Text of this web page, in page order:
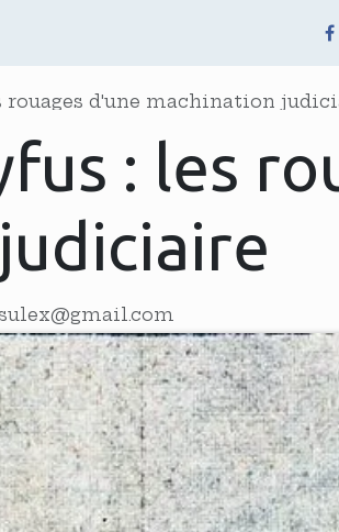
rouages d'une machination
: les